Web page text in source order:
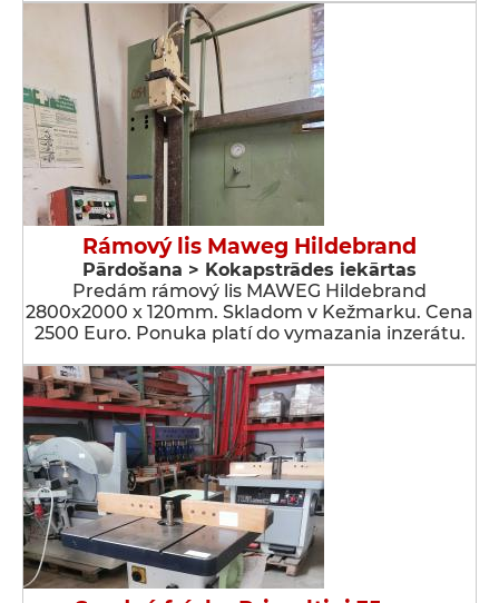
Rámový lis Maweg Hildebrand
Pārdošana > Kokapstrādes iekārtas
Predám rámový lis MAWEG Hildebrand
2800x2000 x 120mm. Skladom v Kežmarku. Cena
2500 Euro. Ponuka platí do vymazania inzerátu.